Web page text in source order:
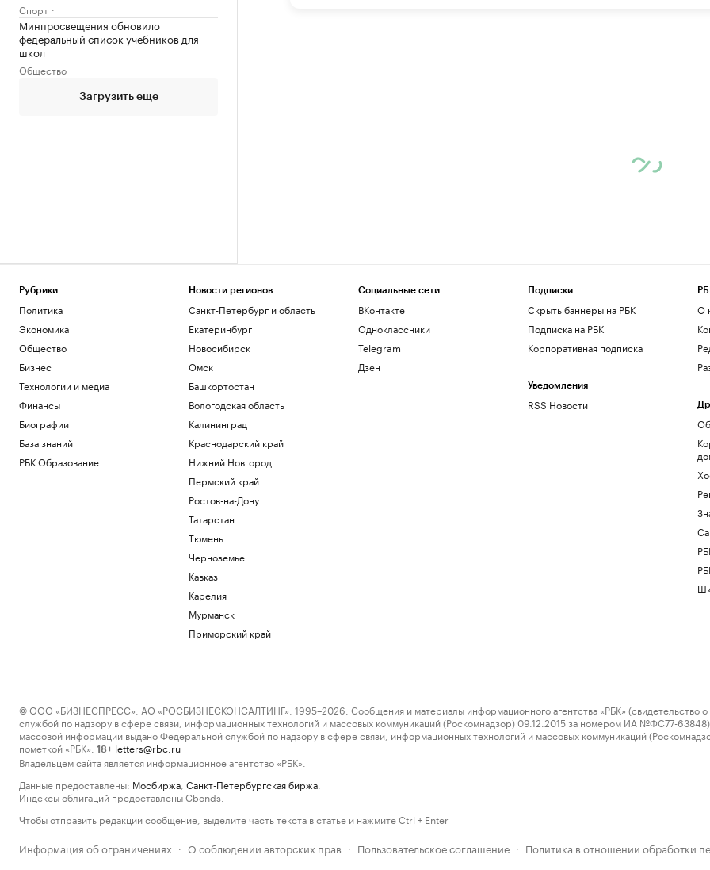
Спорт
Минпросвещения обновило
федеральный список учебников для
школ
Общество
Загрузить еще
Рубрики
Политика
Экономика
Общество
Бизнес
Технологии и медиа
Финансы
Биографии
База знаний
РБК Образование
Новости регионов
Санкт-Петербург и область
Екатеринбург
Новосибирск
Омск
Башкортостан
Вологодская область
Калининград
Краснодарский край
Нижний Новгород
Пермский край
Ростов-на-Дону
Татарстан
Тюмень
Черноземье
Кавказ
Карелия
Мурманск
Приморский край
Социальные сети
ВКонтакте
Одноклассники
Telegram
Дзен
Подписки
Скрыть баннеры на РБК
Подписка на РБК
Корпоративная подписка
Уведомления
RSS Новости
О
© ООО «БИЗНЕСПРЕСС», АО «РОСБИЗНЕСКОНСАЛТИНГ», 1995–2026. Сообщения и материалы информационного агентства «РБК» (свидетельство о
службой по надзору в сфере связи, информационных технологий и массовых коммуникаций (Роскомнадзор) 09.12.2015 за номером ИА №ФС77-63848)
массовой информации выдано Федеральной службой по надзору в сфере связи, информационных технологий и массовых коммуникаций
пометкой «РБК».
18+ letters@rbc.ru
Владельцем сайта является информационное агентство «РБК».
Данные предоставлены: Мосбиржа Санкт-Петербургская биржа
Индексы облигаций предоставлены Cbonds.
Чтобы отправить редакции сообщение, выделите часть текста в статье и нажмите Ctrl + Enter
Информация об ограничениях · О соблюдении авторских прав · Пользовательское соглашение · Политика в отношении обработки